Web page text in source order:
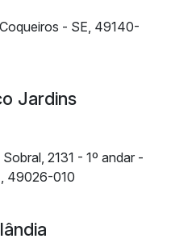
- SE, 49140-
Jardins
2131 - 1º andar -
49026-010